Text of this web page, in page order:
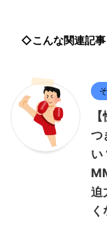
◇こんな関連記
つ
い
迫